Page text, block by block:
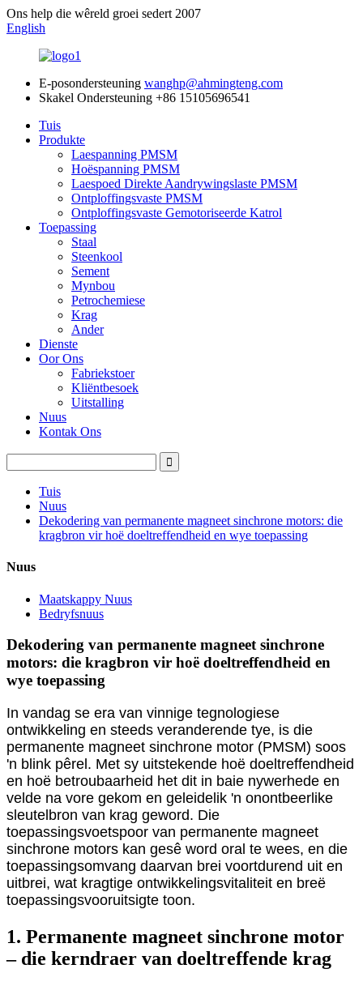
Ons help die wêreld groei sedert 2007
English
E-posondersteuning wanghp@ahmingteng.com
Skakel Ondersteuning +86 15105696541
Tuis
Produkte
Laespanning PMSM
Hoëspanning PMSM
Laespoed Direkte Aandrywingslaste PMSM
Ontploffingsvaste PMSM
Ontploffingsvaste Gemotoriseerde Katrol
Toepassing
Staal
Steenkool
Sement
Mynbou
Petrochemiese
Krag
Ander
Dienste
Oor Ons
Fabriekstoer
Kliëntbesoek
Uitstalling
Nuus
Kontak Ons
Tuis
Nuus
Dekodering van permanente magneet sinchrone motors: die
kragbron vir hoë doeltreffendheid en wye toepassing
Nuus
Maatskappy Nuus
Bedryfsnuus
Dekodering van permanente magneet sinchrone
motors: die kragbron vir hoë doeltreffendheid en
wye toepassing
In vandag se era van vinnige tegnologiese
ontwikkeling en steeds veranderende tye, is die
permanente magneet sinchrone motor (PMSM) soos
'n blink pêrel. Met sy uitstekende hoë doeltreffendheid
en hoë betroubaarheid het dit in baie nywerhede en
velde na vore gekom en geleidelik 'n onontbeerlike
sleutelbron van krag geword. Die
toepassingsvoetspoor van permanente magneet
sinchrone motors kan gesê word oral te wees, en die
toepassingsomvang daarvan brei voortdurend uit en
uitbrei, wat kragtige ontwikkelingsvitaliteit en breë
toepassingsvooruitsigte toon.
1. Permanente magneet sinchrone motor
– die kerndraer van doeltreffende krag